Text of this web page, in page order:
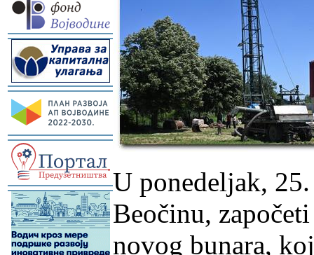
-
-
-
-
U ponedeljak,
Beočinu,
novog bunara,